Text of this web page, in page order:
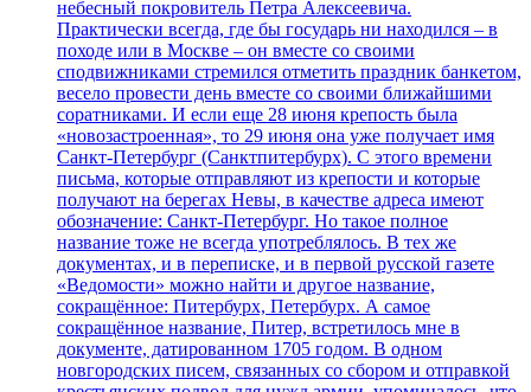
небесный покровитель Петра Алексеевича.
Практически всегда, где бы государь ни находился – в
походе или в Москве – он вместе со своими
сподвижниками стремился отметить праздник банкетом,
весело провести день вместе со своими ближайшими
соратниками. И если еще 28 июня крепость была
«новозастроенная», то 29 июня она уже получает имя
Санкт-Петербург (Санктпитербурх). С этого времени
письма, которые отправляют из крепости и которые
получают на берегах Невы, в качестве адреса имеют
обозначение: Санкт-Петербург. Но такое полное
название тоже не всегда употреблялось. В тех же
документах, и в переписке, и в первой русской газете
«Ведомости» можно найти и другое название,
сокращённое: Питербурх, Петербурх. А самое
сокращённое название, Питер, встретилось мне в
документе, датированном 1705 годом. В одном
новгородских писем, связанных со сбором и отправкой